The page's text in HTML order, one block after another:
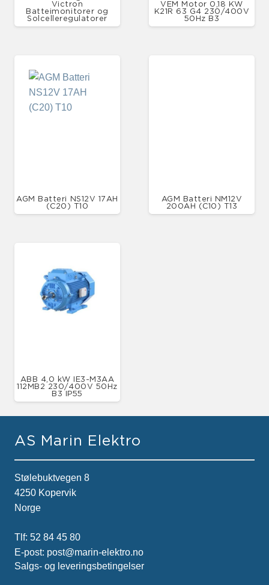
Victron
Batteimonitorer og
Solcelleregulatorer
VEM Motor 0,18 KW
K21R 63 G4 230/400V
50Hz B3
AGM Batteri NS12V 17AH
(C20) T10
AGM Batteri NM12V
200AH (C10) T13
ABB 4,0 kW IE3-M3AA
112MB2 230/400V 50Hz
B3 IP55
AS Marin Elektro
Stølebuktvegen 8
4250 Kopervik
Norge
Tlf: 52 84 45 80
E-post: post@marin-elektro.no
Salgs- og leveringsbetingelser